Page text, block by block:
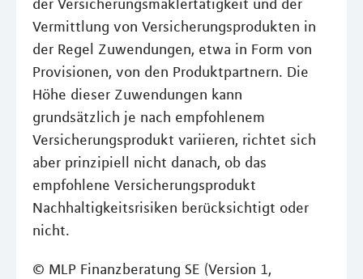
der Versicherungsmaklertätigkeit und der
Vermittlung von Versicherungsprodukten in
der Regel Zuwendungen, etwa in Form von
Provisionen, von den Produktpartnern. Die
Höhe dieser Zuwendungen kann
grundsätzlich je nach empfohlenem
Versicherungsprodukt variieren, richtet sich
aber prinzipiell nicht danach, ob das
empfohlene Versicherungsprodukt
Nachhaltigkeitsrisiken berücksichtigt oder
nicht.
© MLP Finanzberatung SE (Version 1,